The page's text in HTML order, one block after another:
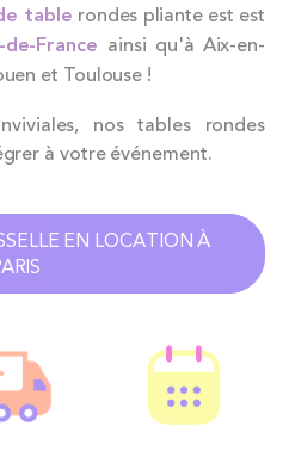
table rondes pliante est est
France ainsi qu'à Aix-en-
et Toulouse !
nos tables rondes
à votre événement.
EN LOCATION À